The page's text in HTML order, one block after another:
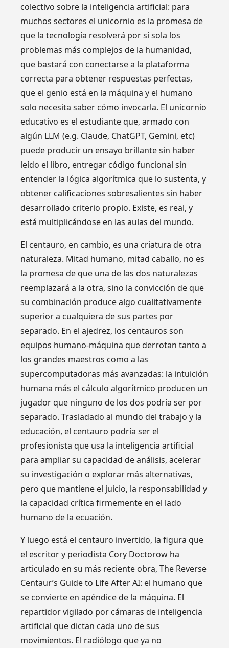
colectivo sobre la inteligencia artificial: para
muchos sectores el unicornio es la promesa de
que la tecnología resolverá por sí sola los
problemas más complejos de la humanidad,
que bastará con conectarse a la plataforma
correcta para obtener respuestas perfectas,
que el genio está en la máquina y el humano
solo necesita saber cómo invocarla. El unicornio
educativo es el estudiante que, armado con
algún LLM (e.g. Claude, ChatGPT, Gemini, etc)
puede producir un ensayo brillante sin haber
leído el libro, entregar código funcional sin
entender la lógica algorítmica que lo sustenta, y
obtener calificaciones sobresalientes sin haber
desarrollado criterio propio. Existe, es real, y
está multiplicándose en las aulas del mundo.
El centauro, en cambio, es una criatura de otra
naturaleza. Mitad humano, mitad caballo, no es
la promesa de que una de las dos naturalezas
reemplazará a la otra, sino la convicción de que
su combinación produce algo cualitativamente
superior a cualquiera de sus partes por
separado. En el ajedrez, los centauros son
equipos humano-máquina que derrotan tanto a
los grandes maestros como a las
supercomputadoras más avanzadas: la intuición
humana más el cálculo algorítmico producen un
jugador que ninguno de los dos podría ser por
separado. Trasladado al mundo del trabajo y la
educación, el centauro podría ser el
profesionista que usa la inteligencia artificial
para ampliar su capacidad de análisis, acelerar
su investigación o explorar más alternativas,
pero que mantiene el juicio, la responsabilidad y
la capacidad crítica firmemente en el lado
humano de la ecuación.
Y luego está el centauro invertido, la figura que
el escritor y periodista Cory Doctorow ha
articulado en su más reciente obra, The Reverse
Centaur’s Guide to Life After AI: el humano que
se convierte en apéndice de la máquina. El
repartidor vigilado por cámaras de inteligencia
artificial que dictan cada uno de sus
movimientos. El radiólogo que ya no